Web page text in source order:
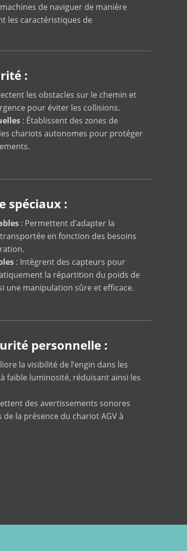
de naviguer de manière
les caractéristiques de
:
les obstacles sur le chemin et
pour éviter les collisions.
: Établissent des zones de
chariots autonomes pour protéger
spéciaux :
: Permettent d’adapter la
en fonction des besoins
: Intègrent des capteurs pour
la répartition du poids de
une manipulation sûre et efficace.
personnelle :
la visibilité de l’engin dans les
faible luminosité, réduisant ainsi les
des avertissements sonores
la présence du chariot AGV à